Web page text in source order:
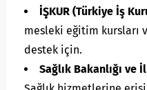
İŞKUR (Türkiye İş
mesleki eğitim kursları
destek için.
Sağlık Bakanlığı